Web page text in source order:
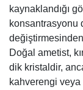
kaynaklandığı
konsantrasyonu
Doğal ametist,
dik kristaldir,
kahverengi